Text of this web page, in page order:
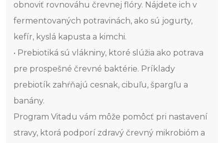
obnoviť rovnováhu črevnej flóry. Nájdete ich v
fermentovaných potravinách, ako sú jogurty,
kefír, kyslá kapusta a kimchi.
• Prebiotiká sú vlákniny, ktoré slúžia ako potrava
pre prospešné črevné baktérie. Príklady
prebiotík zahŕňajú cesnak, cibuľu, špargľu a
banány.
Program Vitadu vám môže pomôcť pri nastavení
stravy, ktorá podporí zdravý črevný mikrobióm a